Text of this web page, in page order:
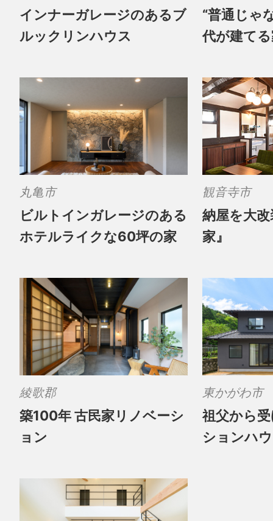
インナーガレージのあるブ
ルックリンハウス
“普通じゃ
代が建て
丸亀市
ビルトインガレージのある
ホテルライクな60坪の家
観音寺市
納屋を大
家』
綾歌郡
築100年 古民家リノベーシ
ョン
東かがわ市
祖父から
ションハ